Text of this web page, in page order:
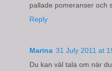
pallade pomeranser och
Reply
Marina 31 July 2011 at
Du kan väl tala om när